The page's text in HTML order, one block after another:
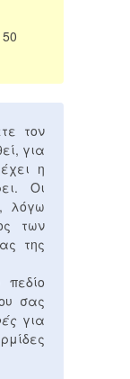
τον
για
η
Οι
λόγω
των
της
σας
για